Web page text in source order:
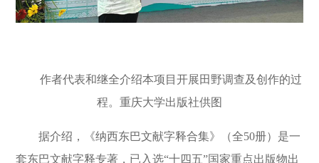
作者代表和继全介绍本项目开展田野调查及创作的过
程。重庆大学出版社供图
据介绍，《纳西东巴文献字释合集》（全50册）是一
套东巴文献字释专著，已入选“十四五”国家重点出版物出